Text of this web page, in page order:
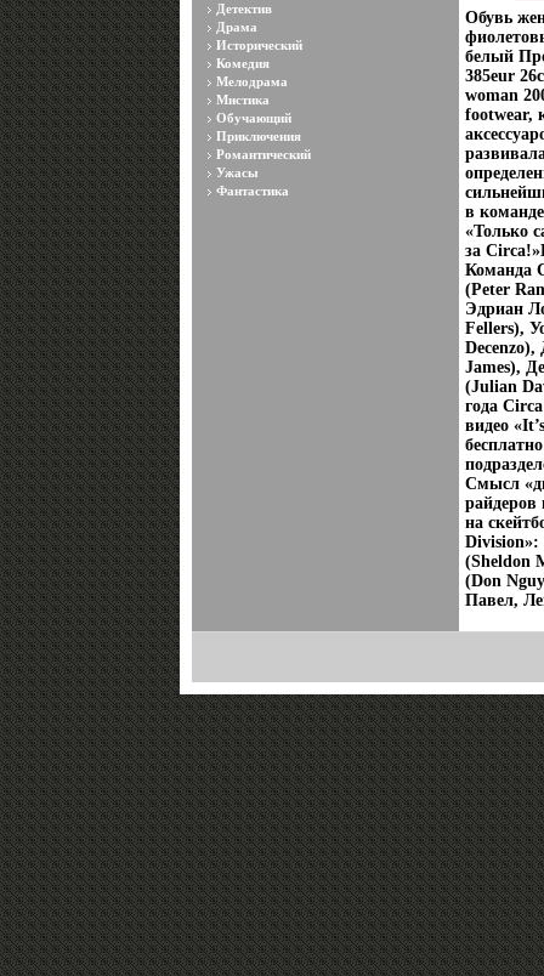
Детектив
Драма
Исторический
Комедия
Мелодрама
Мистика
Обучающий
Приключения
Романтический
Ужасы
Фантастика
Обувь
белый
385eur
woman
footwear,
в
«Только
за
Команда
(Peter
Эдриан
Fellers),
James),
(Julian
года
видео
Смысл
райдеров
на
(Sheldon
(Don
Павел,